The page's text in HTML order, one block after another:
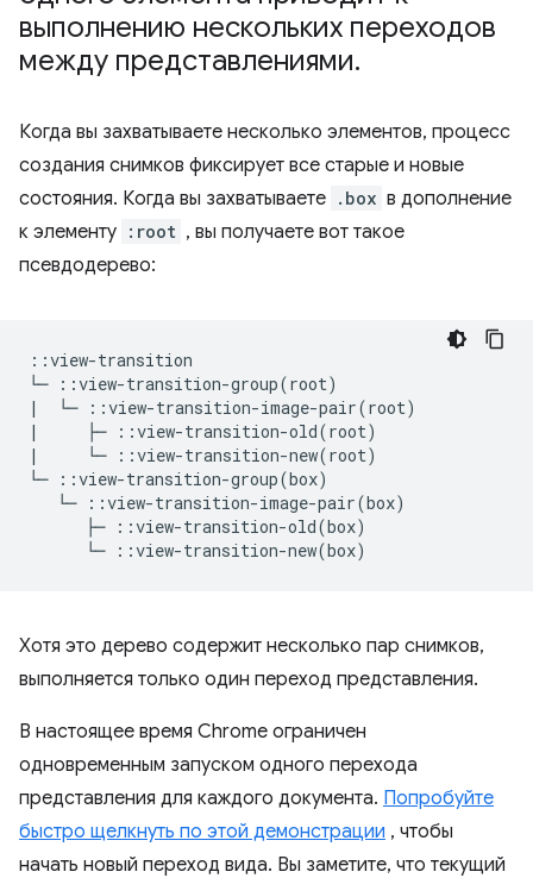
выполнению нескольких переходов
между представлениями.
Когда вы захватываете несколько элементов, процесс
создания снимков фиксирует все старые и новые
состояния. Когда вы захватываете .box в дополнение
к элементу :root , вы получаете вот такое
псевдодерево:
::view-transition
└─ ::view-transition-group(root)
|  └─ ::view-transition-image-pair(root)
|     ├─ ::view-transition-old(root)
|     └─ ::view-transition-new(root)
└─ ::view-transition-group(box)
   └─ ::view-transition-image-pair(box)
      ├─ ::view-transition-old(box)
Хотя это дерево содержит несколько пар снимков,
выполняется только один переход представления.
В настоящее время Chrome ограничен
одновременным запуском одного перехода
представления для каждого документа. Попробуйте
быстро щелкнуть по этой демонстрации , чтобы
начать новый переход вида. Вы заметите, что текущий